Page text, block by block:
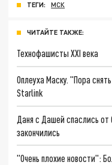
ТЕГИ: МСК
ЧИТАЙТЕ ТАКЖЕ:
Технофашисты XXI века
Оплеуха Маску. "Пора
Starlink
Даня с Дашей спаслись
закончились
"Очень плохие новости":